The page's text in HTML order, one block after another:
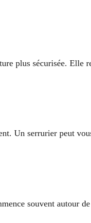
plus sécurisée. Elle
Un serrurier peut
souvent autour